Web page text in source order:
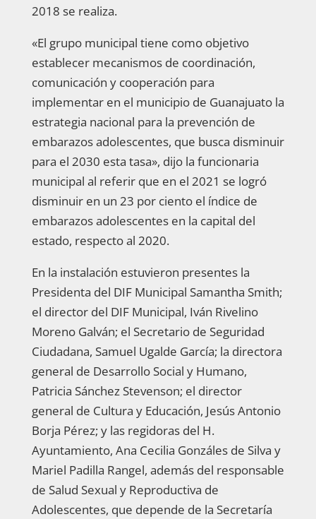
2018 se realiza.
«El grupo municipal tiene como objetivo
establecer mecanismos de coordinación,
comunicación y cooperación para
implementar en el municipio de Guanajuato la
estrategia nacional para la prevención de
embarazos adolescentes, que busca disminuir
para el 2030 esta tasa», dijo la funcionaria
municipal al referir que en el 2021 se logró
disminuir en un 23 por ciento el índice de
embarazos adolescentes en la capital del
estado, respecto al 2020.
En la instalación estuvieron presentes la
Presidenta del DIF Municipal Samantha Smith;
el director del DIF Municipal, Iván Rivelino
Moreno Galván; el Secretario de Seguridad
Ciudadana, Samuel Ugalde García; la directora
general de Desarrollo Social y Humano,
Patricia Sánchez Stevenson; el director
general de Cultura y Educación, Jesús Antonio
Borja Pérez; y las regidoras del H.
Ayuntamiento, Ana Cecilia Gonzáles de Silva y
Mariel Padilla Rangel, además del responsable
de Salud Sexual y Reproductiva de
Adolescentes, que depende de la Secretaría